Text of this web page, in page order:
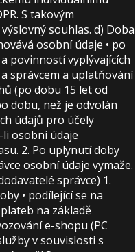
S takovým
souhlas. d) Doba
osobní údaje • po
povinností vyplývajících
správcem a uplatňování
(po dobu 15 let od
dobu, než je odvolán
údajů pro účely
osobní údaje
2. Po uplynutí doby
osobní údaje vymaže.
správce) 1.
• podílející se na
na základě
e-shopu (PC
v souvislosti s